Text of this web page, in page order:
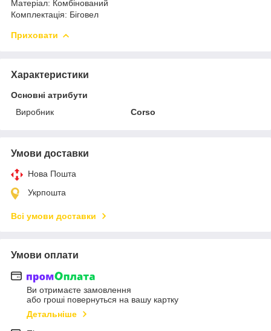
Матеріал: Комбінований
Комплектація: Біговел
Приховати
Характеристики
Основні атрибути
Виробник
Corso
Умови доставки
Нова Пошта
Укрпошта
Всі умови доставки
Умови оплати
Ви отримаєте замовлення
або гроші повернуться на вашу картку
Детальніше